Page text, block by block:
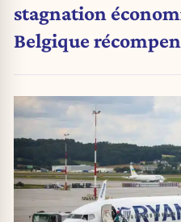
stagnation
Belgique